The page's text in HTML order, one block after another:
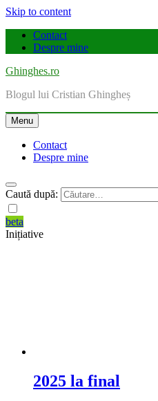
Skip to content
Contact
Despre mine
Ghinghes.ro
Blogul lui Cristian Ghingheș
Menu
Contact
Despre mine
Caută după:
beta
Inițiative
2025 la final